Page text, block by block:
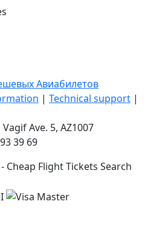
| Technical support |
Ave. 5, AZ1007
39 69
Cheap Flight Tickets Search